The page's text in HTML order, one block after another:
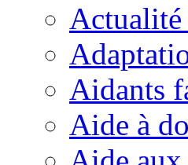
Actualité
Aidants
Aide à